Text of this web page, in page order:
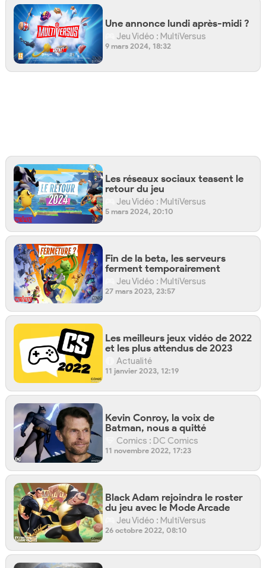
Une annonce lundi après-midi ?
Jeu Vidéo : MultiVersus
9 mars 2024, 18:32
Les réseaux sociaux teasent le
retour du jeu
Jeu Vidéo : MultiVersus
5 mars 2024, 20:10
Fin de la beta, les serveurs
ferment temporairement
Jeu Vidéo : MultiVersus
27 mars 2023, 23:57
Les meilleurs jeux vidéo de 2022
et les plus attendus de 2023
Actualité
11 janvier 2023, 12:19
Kevin Conroy, la voix de
Batman, nous a quitté
Comics : DC Comics
11 novembre 2022, 17:23
Black Adam rejoindra le roster
du jeu avec le Mode Arcade
Jeu Vidéo : MultiVersus
26 octobre 2022, 08:10